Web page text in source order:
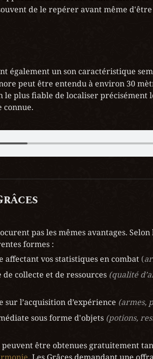
de le repérer avant même
également un son caractéristique
peut être entendu à environ 30
le plus fiable de localiser précisément
connue.
pas les mêmes avantages.
formes :
affectant vos statistiques en combat (
collecte et de ressources (qualité
l’acquisition d’expérience (armes,
sous forme d'objets (potions,
peuvent être obtenues gratuitement